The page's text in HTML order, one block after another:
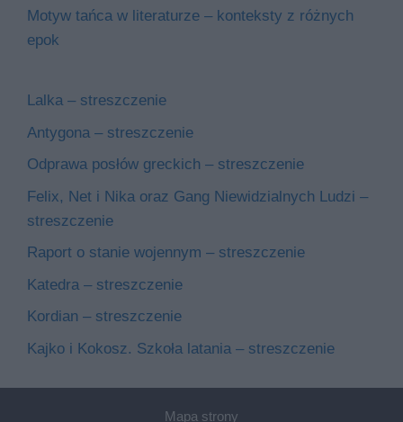
Motyw tańca w literaturze – konteksty z różnych
epok
Lalka – streszczenie
Antygona – streszczenie
Odprawa posłów greckich – streszczenie
Felix, Net i Nika oraz Gang Niewidzialnych Ludzi –
streszczenie
Raport o stanie wojennym – streszczenie
Katedra – streszczenie
Kordian – streszczenie
Kajko i Kokosz. Szkoła latania – streszczenie
Mapa strony